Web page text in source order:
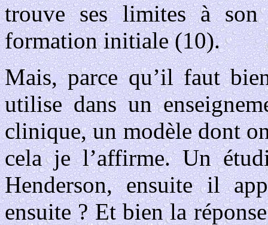
trouve ses limites à
formation initiale (10).
Mais, parce qu’il faut
utilise dans un
clinique, un modèle dont
cela je l’affirme. Un
Henderson, ensuite il
ensuite ? Et bien la